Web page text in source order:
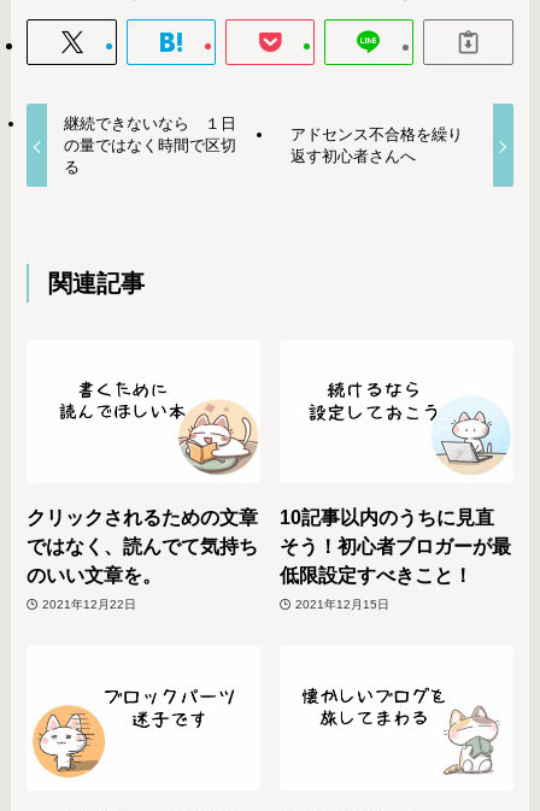
継続できないなら １日
の量ではなく時間で区切
る
アドセンス不合格を繰り
返す初心者さんへ
関連記事
クリックされるための文章
ではなく、読んでて気持ち
のいい文章を。
2021年12月22日
10記事以内のうちに見直
そう！初心者ブロガーが最
低限設定すべきこと！
2021年12月15日